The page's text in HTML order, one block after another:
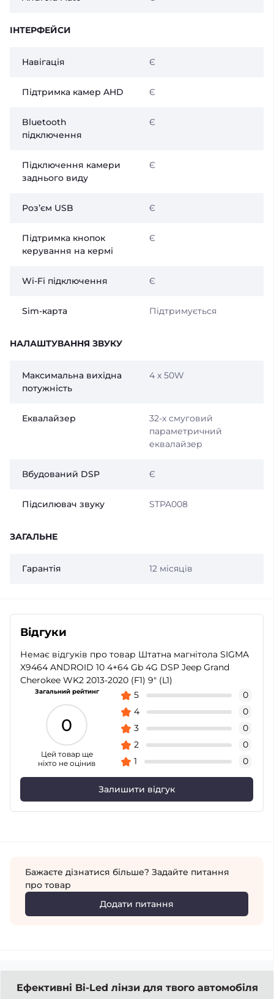
ІНТЕРФЕЙСИ
Навігація Є
Підтримка камер AHD Є
Bluetooth
підключення
Є
Підключення камери
заднього виду
Є
Розʼєм USB Є
Підтримка кнопок
керування на кермі
Є
Wi-Fi підключення Є
Sim-карта Підтримується
НАЛАШТУВАННЯ ЗВУКУ
Максимальна вихідна
потужність
4 x 50W
Еквалайзер
32-х смуговий
параметричний
еквалайзер
Вбудований DSP Є
Підсилювач звуку STPA008
ЗАГАЛЬНЕ
Гарантія 12 місяців
Відгуки
Немає відгуків про товар Штатна магнітола SIGMA
X9464 ANDROID 10 4+64 Gb 4G DSP Jeep Grand
Cherokee WK2 2013-2020 (F1) 9" (L1)
Загальний рейтинг
0
Цей товар ще
ніхто не оцінив
5
0
4
0
3
0
2
0
1
0
Залишити відгук
Бажаєте дізнатися більше? Задайте питання
про товар
Додати питання
Ефективні Bi-Led лінзи для твого автомобіля